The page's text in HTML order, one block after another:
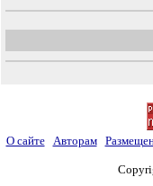
О сайте Авторам